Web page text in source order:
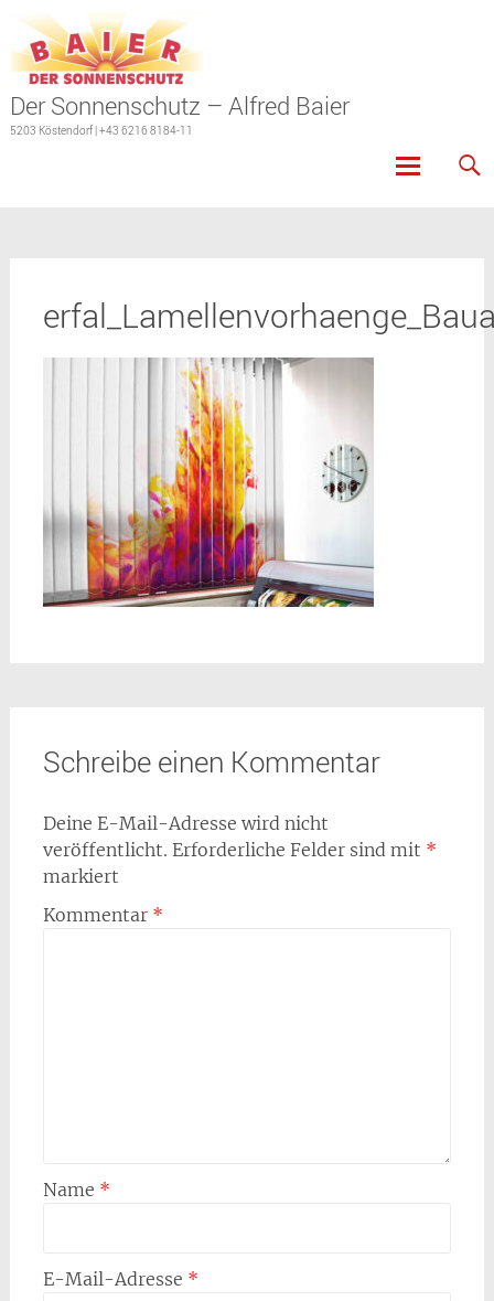
Der Sonnenschutz – Alfred Baier
5203 Köstendorf | +43 6216 8184-11
Schreibe einen Kommentar
Deine E-Mail-Adresse wird nicht
veröffentlicht. Erforderliche Felder sind mit *
markiert
Kommentar *
Name *
E-Mail-Adresse *